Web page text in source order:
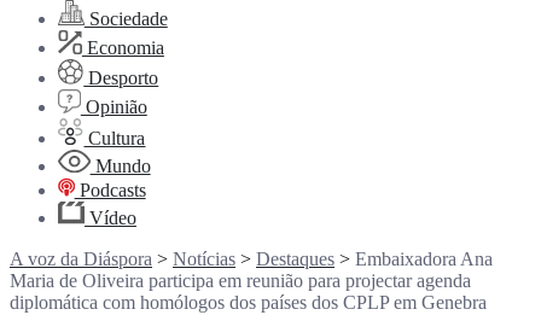
Sociedade
Economia
Desporto
Opinião
Cultura
Mundo
Podcasts
Vídeo
A voz da Diáspora > Notícias > Destaques > Embaixadora Ana
Maria de Oliveira participa em reunião para projectar agenda
diplomática com homólogos dos países dos CPLP em Genebra